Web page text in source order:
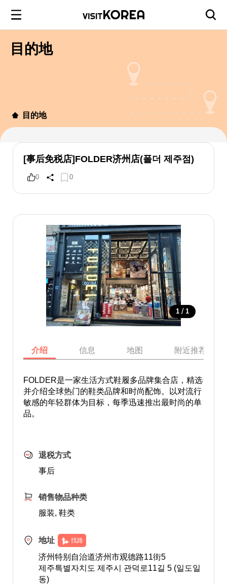
目的地
目的地
[事后免税店]FOLDER济州店(폴더 제주점)
0 0
1 / 1
介绍 信息 地图 附近推荐景点
FOLDER是一家生活方式鞋履多品牌集合店，精选
并介绍全球热门的鞋类品牌和时尚配饰。以对流行
敏感的年轻群体为目标，每季迅速推出最时尚的单
品。
退税方式
事后
销售物品种类
服装, 鞋类
地址 找路
济州特别自治道济州市观德路11街5
제주특별자치도 제주시 관덕로11길 5 (일도일
동)